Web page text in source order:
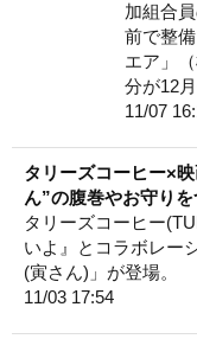
加組合
前で整
エア」
分が12
11/07
タリーズコーヒー×
ん”の腹巻やお守り
タリーズコーヒー
いよ』とコラボレー
(寅さん)」が登場。
11/03 17:54